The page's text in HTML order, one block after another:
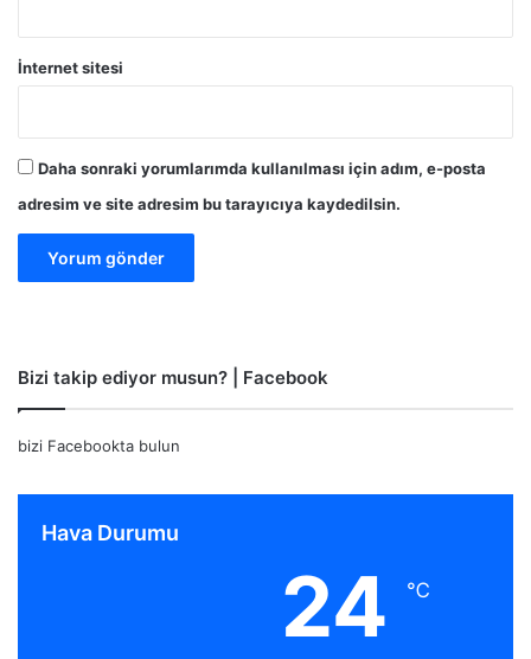
İnternet sitesi
Daha sonraki yorumlarımda kullanılması için adım, e-posta
adresim ve site adresim bu tarayıcıya kaydedilsin.
Bizi takip ediyor musun? | Facebook
bizi Facebookta bulun
Hava Durumu
24 ℃